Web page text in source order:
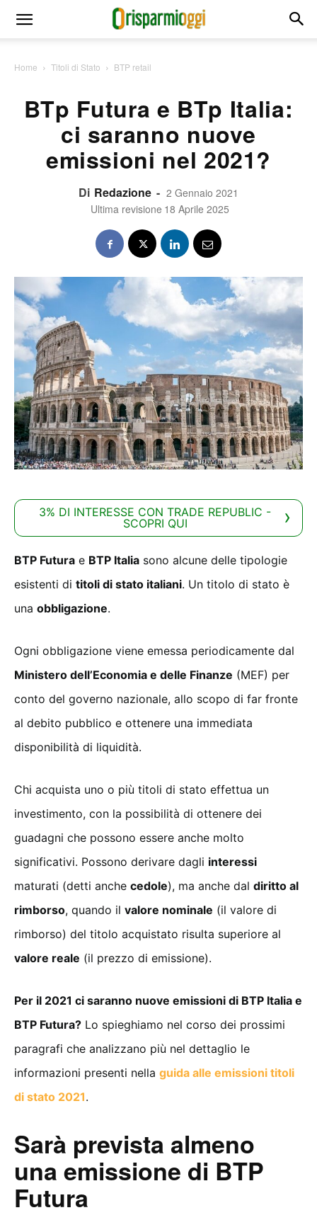
Home Titoli di Stato BTP retail
BTp Futura e BTp Italia:
ci saranno nuove
emissioni nel 2021?
Di Redazione - 2 Gennaio 2021
Ultima revisione 18 Aprile 2025
3% DI INTERESSE CON TRADE REPUBLIC -
SCOPRI QUI
BTP Futura e BTP Italia sono alcune delle tipologie
esistenti di titoli di stato italiani. Un titolo di stato è
una obbligazione.
Ogni obbligazione viene emessa periodicamente dal
Ministero dell’Economia e delle Finanze (MEF) per
conto del governo nazionale, allo scopo di far fronte
al debito pubblico e ottenere una immediata
disponibilità di liquidità.
Chi acquista uno o più titoli di stato effettua un
investimento, con la possibilità di ottenere dei
guadagni che possono essere anche molto
significativi. Possono derivare dagli interessi
maturati (detti anche cedole), ma anche dal diritto al
rimborso, quando il valore nominale (il valore di
rimborso) del titolo acquistato risulta superiore al
valore reale (il prezzo di emissione).
Per il 2021 ci saranno nuove emissioni di BTP Italia e
BTP Futura? Lo spieghiamo nel corso dei prossimi
paragrafi che analizzano più nel dettaglio le
informazioni presenti nella guida alle emissioni titoli
di stato 2021.
Sarà prevista almeno
una emissione di BTP
Futura